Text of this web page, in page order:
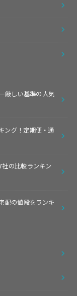
厳しい基準の人気
ング！定期便・通
の比較ランキン
配の値段をランキ